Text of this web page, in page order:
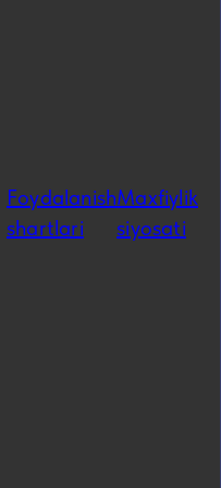
Foydalanish
shartlari
Maxfiylik
siyosati